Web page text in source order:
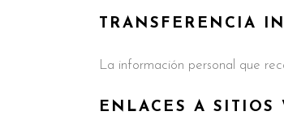
TRANSFERENCIA
La información personal que
ENLACES A SITIOS